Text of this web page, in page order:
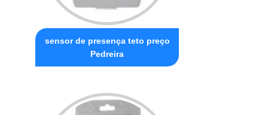
sensor de presença teto preço
Pedreira